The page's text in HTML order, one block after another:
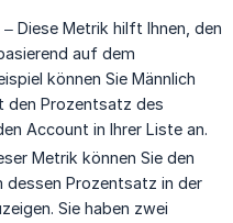
– Diese Metrik hilft Ihnen, den
auf dem
können Sie Männlich
den Prozentsatz des
Account in Ihrer Liste an.
Metrik können Sie den
dessen Prozentsatz in der
Sie haben zwei